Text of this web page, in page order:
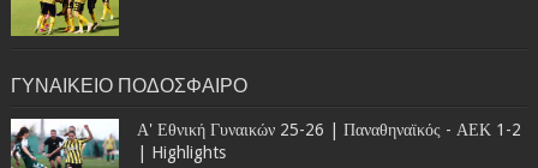
ΓΥΝΑΙΚΕΙΟ ΠΟΔΟΣΦΑΙΡΟ
Α' Εθνική Γυναικών 25-26 | Παναθηναϊκός - ΑΕΚ 1-2
| Highlights